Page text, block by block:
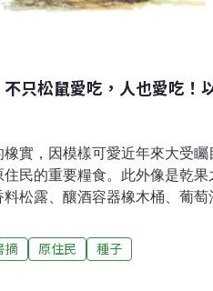
不只松鼠愛吃，人也愛吃！
實，因模樣可愛近年來大受
民的重要糧食。此外像是乾果
料松露、釀酒容器橡木桶、葡
摘 原住民 種子